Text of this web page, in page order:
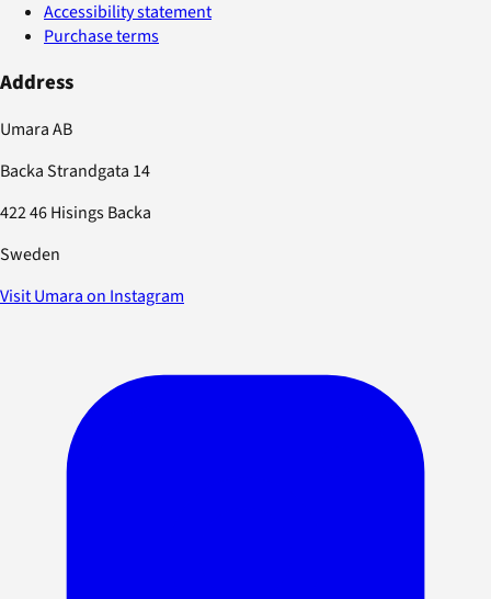
Accessibility statement
Purchase terms
Address
Umara AB
Backa Strandgata 14
422 46 Hisings Backa
Sweden
Visit Umara on Instagram